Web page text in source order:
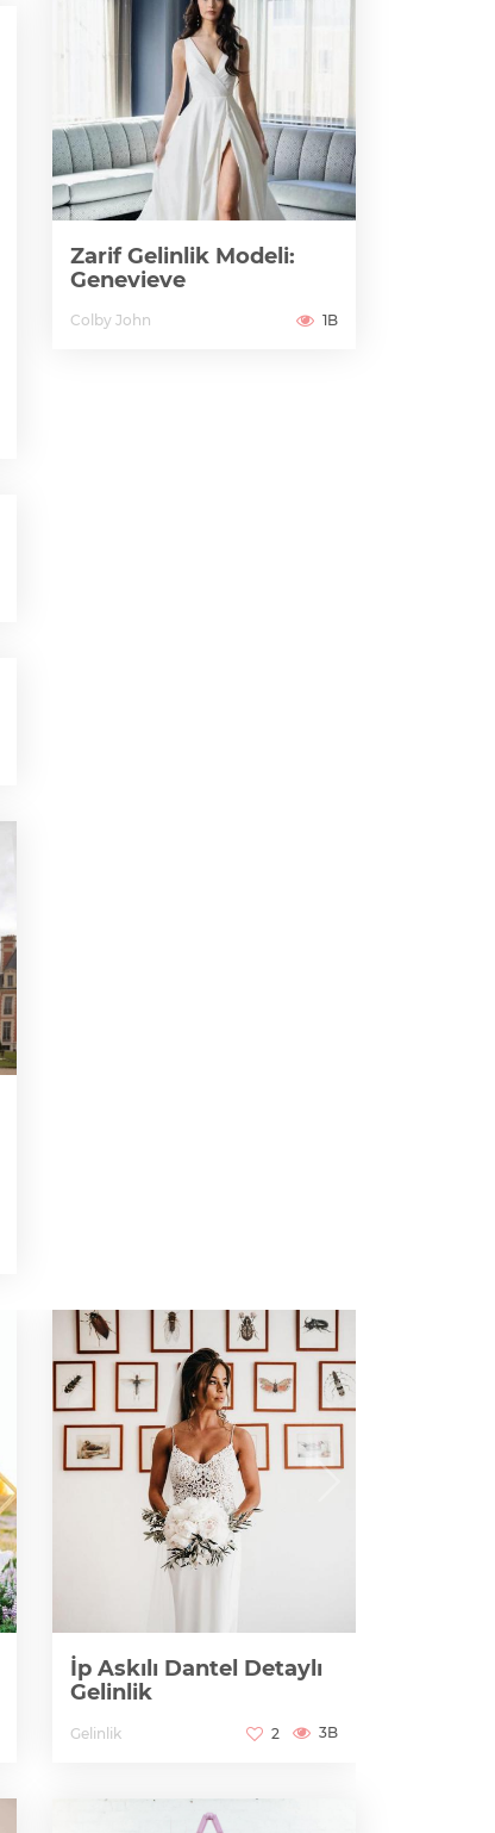
Zarif Gelinlik Modeli:
Genevieve
Colby John 1B
İp Askılı Dantel Detaylı
Gelinlik
Gelinlik 2 3B